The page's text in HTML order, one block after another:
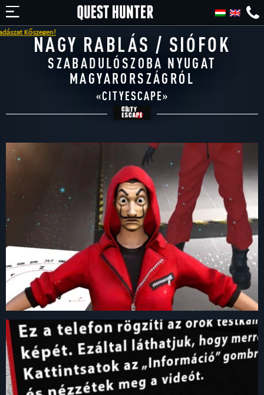
NAGY RABLÁS / SIÓFOK
SZABADULÓSZOBA NYUGAT
MAGYARORSZÁGRÓL
«CITYESCAPE»